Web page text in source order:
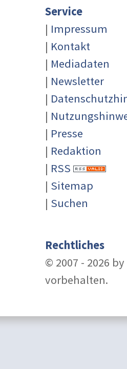
Service
| Impressum
| Kontakt
| Mediadaten
| Newsletter
|
|
| Presse
| Redaktion
| RSS
| Sitemap
| Suchen
Rechtliches
© 2007 - 2026
vorbehalten.